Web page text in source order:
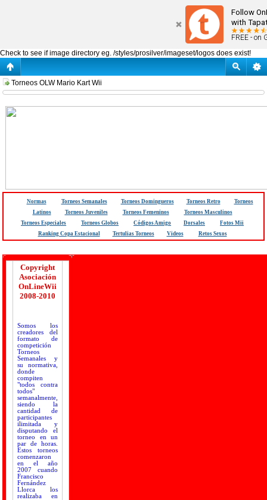
Follow
with
FREE - on
Check to see if image directory eg. /styles/prosilver/imageset/logos does exist!
Torneos OLW Mario Kart Wii
Normas Torneos Semanales Torneos Domingueros Torneos Retro
Torneos
Latinos
Torneos Juveniles Torneos Femeninos
Torneos Masculinos
Torneos Especiales
Torneos Globos Códigos Amigo Dorsales
Fotos Mii
Ranking Copa Estacional
Tertulias Torneos Videos Retos Sexos
Copyright
Asociación
OnLineWii
2008-2010
Somos los
creadores del
formato de
competición
Torneos
Semanales y
su normativa,
donde
compiten
"todos contra
todos"
semanalmente,
siendo la
cantidad de
participantes
ilimitada y
disputando el
torneo en un
par de horas.
Estos torneos
comenzaron
en el año
2007 cuando
Francisco
Fernández
Llorca los
realizaba en